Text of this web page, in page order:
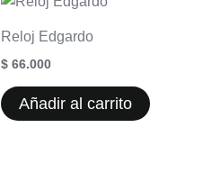
Reloj Edgardo
$ 66.000
Añadir al carrito